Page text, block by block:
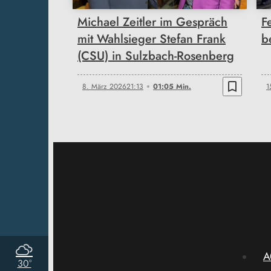
30°
Michael Zeitler im Gespräch
mit Wahlsieger Stefan Frank
(CSU) in Sulzbach-Rosenberg
8. März 202621:13 01:05 Min. bookmark_border